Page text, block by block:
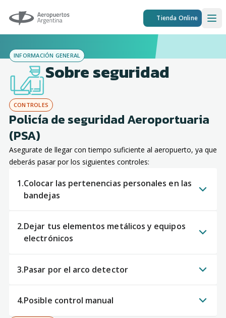
Aeropuertos Argentina Tienda Online
INFORMACIÓN GENERAL
Sobre seguridad
CONTROLES
Policía de seguridad Aeroportuaria
(PSA)
Asegurate de llegar con tiempo suficiente al aeropuerto, ya que
deberás pasar por los siguientes controles:
1.Colocar las pertenencias personales en las
bandejas
2.Dejar tus elementos metálicos y equipos
electrónicos
3.Pasar por el arco detector
4.Posible control manual